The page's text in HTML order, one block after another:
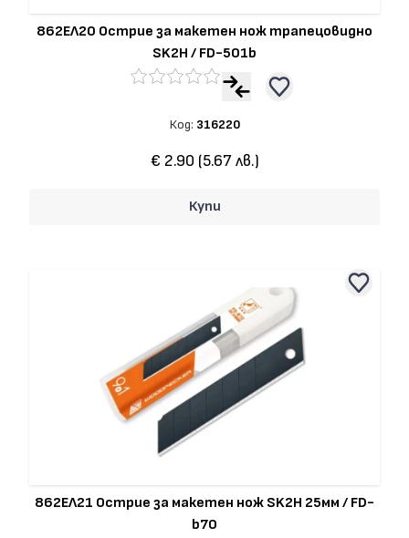
862ЕЛ20 Острие за макетен нож трапецовидно
SK2H / FD-501b
Код: 316220
€ 2.90 (5.67 лв.)
Купи
862ЕЛ21 Острие за макетен нож SK2H 25мм / FD-
b70